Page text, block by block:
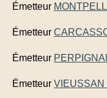
Émetteur
Émetteur
Émetteur
Émetteur VIEUSSAN